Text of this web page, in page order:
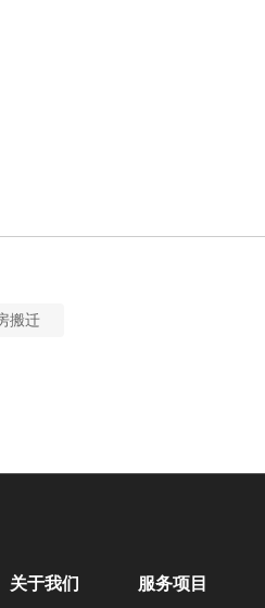
搬迁
关于我们 服务项目